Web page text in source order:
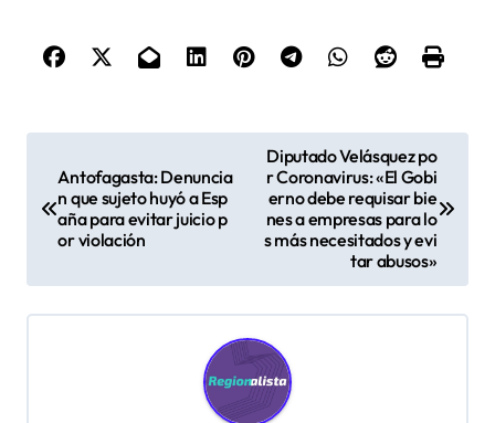
g
Antofagasta: Denuncia
n que sujeto huyó a Esp
aña para evitar juicio p
or violación
Diputado Velásquez po
r Coronavirus: «El Gobi
erno debe requisar bie
nes a empresas para lo
s más necesitados y evi
tar abusos»